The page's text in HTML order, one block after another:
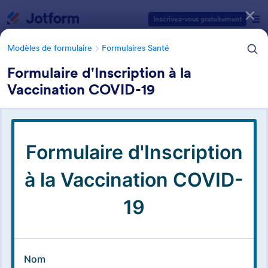
Inscrivez-vous gratuitement
Modèles de formulaire Formulaires Santé
Formulaire d'Inscription à la
Vaccination COVID-19
Formulaires pharmacie
5 modèles
Catégories des modèles de formulaires